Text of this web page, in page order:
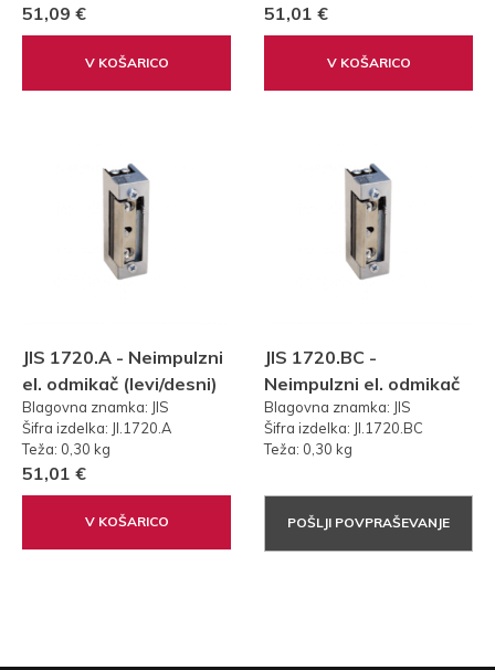
51,09 €
V KOŠARICO
51,01 €
V KOŠARICO
JIS 1720.A - Neimpulzni
el. odmikač (levi/desni)
s preklopom, 12-24V,
AC/DC
Blagovna znamka: JIS
Šifra izdelka: JI.1720.A
Teža: 0,30 kg
51,01 €
V KOŠARICO
JIS 1720.BC -
Neimpulzni el. odmikač
(levi/desni) s
preklopom, 10-24V,
AC/DC, Nizko porabni
Blagovna znamka: JIS
Šifra izdelka: JI.1720.BC
Teža: 0,30 kg
POŠLJI POVPRAŠEVANJE